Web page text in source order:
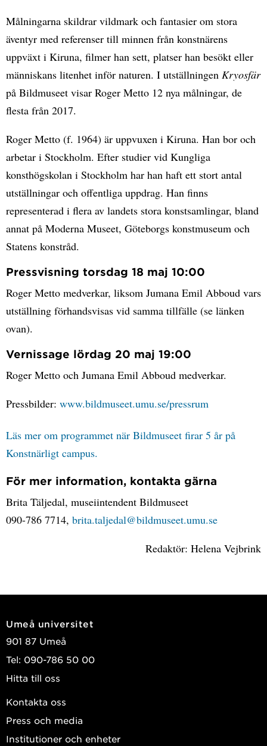
Målningarna skildrar vildmark och fantasier om stora
äventyr med referenser till minnen från konstnärens
uppväxt i Kiruna, filmer han sett, platser han besökt eller
människans litenhet inför naturen. I utställningen Kryosfär
på Bildmuseet visar Roger Metto 12 nya målningar, de
flesta från 2017.
Roger Metto (f. 1964) är uppvuxen i Kiruna. Han bor och
arbetar i Stockholm. Efter studier vid Kungliga
konsthögskolan i Stockholm har han haft ett stort antal
utställningar och offentliga uppdrag. Han finns
representerad i flera av landets stora konstsamlingar, bland
annat på Moderna Museet, Göteborgs konstmuseum och
Statens konstråd.
Pressvisning torsdag 18 maj 10:00
Roger Metto medverkar, liksom Jumana Emil Abboud vars
utställning förhandsvisas vid samma tillfälle (se länken
ovan).
Vernissage lördag 20 maj 19:00
Roger Metto och Jumana Emil Abboud medverkar.
Pressbilder: www.bildmuseet.umu.se/pressrum
Läs mer om programmet när Bildmuseet firar 5 år på
Konstnärligt campus.
För mer information, kontakta gärna
Brita Täljedal, museiintendent Bildmuseet
090-786 7714, brita.taljedal@bildmuseet.umu.se
Redaktör: Helena Vejbrink
Umeå universitet
901 87 Umeå
Tel: 090-786 50 00
Hitta till oss
Kontakta oss
Press och media
Institutioner och enheter